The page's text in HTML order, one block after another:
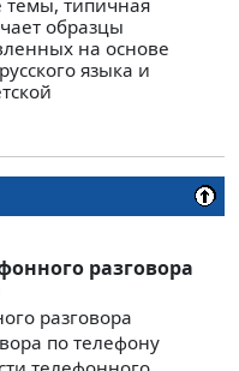
образцы
на основе
языка и
разговора
разговора
по телефону